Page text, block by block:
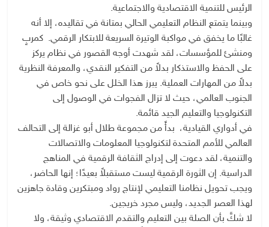
الرئيس للتنمية الاقتصادية والاجتماعية.
وبينما يتمتع النظام التعليمي الحالي بمتانة في تقاليده، إلا أنه
غالبًا ما يخفق في مواكبة الوتيرة السريعة للابتكار الرقمي. كمربٍ
ومنشئ للمؤسسات، لقد شهدت أوجه القصور في نظام يركز
على الحفظ والاستذكار بدلاً من التفكير النقدي، والمعرفة النظرية
بدلاً من المهارات العملية. يبرز هذا الخلل على نحو خاص في
الجنوب العالمي، حيث لا تزال الفجوات في الوصول إلى
التكنولوجيا والتعليم الجيد قائمة.
في أدواري القيادية، بدأً من مجموعة طلال أبو غزالة إلى التحالف
العالمي للأمم المتحدة لتكنولوجيا المعلومات والاتصالات
والتنمية، لقد دعوت إلى إدراج الثقافة الرقمية في المناهج
الدراسية. إن الثورة الرقمية ليست مستقبلاً بعيدًا؛ إنها الحاضر،
ويجب تحويل نظامنا التعليمي لإنتاج رواد ومبتكرين وقادة جاهزين
لهذا العصر الجديد، وليس مجرد خريجين.
لا شكَّ بأن الصلة بين التعليم والتقدم الاقتصادي وثيقة، ولا